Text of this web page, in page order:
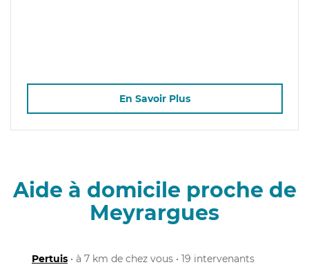
En Savoir Plus
Aide à domicile proche de
Meyrargues
Pertuis • à 7 km de chez vous • 19 intervenants